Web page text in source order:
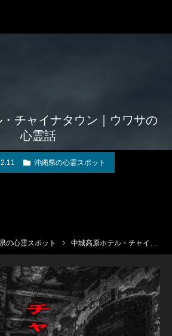
チャイナタウン｜ウワサの
心霊話
沖縄県の心霊スポット
の心霊スポット 中城高原ホテル・チャイナタウン｜ウワサの心霊話